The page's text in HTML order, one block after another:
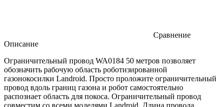
Сравнение
Описание
Ограничительный провод WA0184 50 метров позволяет
обозначить рабочую область роботизированной
газонокосилки Landroid. Просто проложите ограничительный
провод вдоль границ газона и робот самостоятельно
распознает область для покоса. Ограничительный провод
совместим со всеми моделями Landroid. Длина провода